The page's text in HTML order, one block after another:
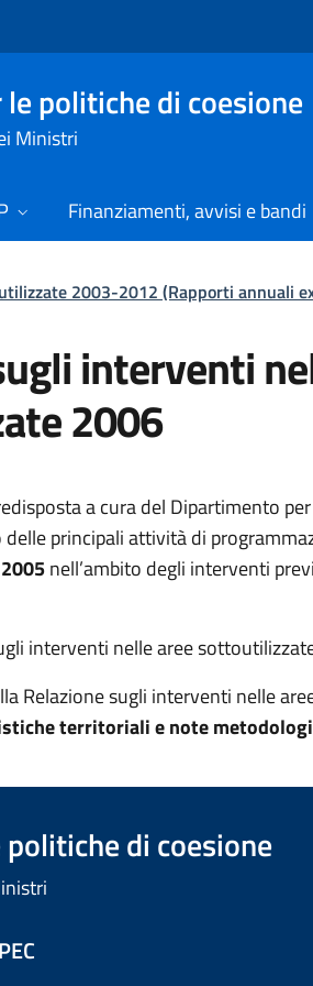
politiche di coesione
Ministri
Finanziamenti, avvisi e bandi
2003-2012 (Rapporti annuali
interventi
2006
a cura del Dipartimento
delle principali attività di
nell’ambito degli interventi
interventi nelle aree
Relazione sugli interventi nelle
territoriali e note
di coesione